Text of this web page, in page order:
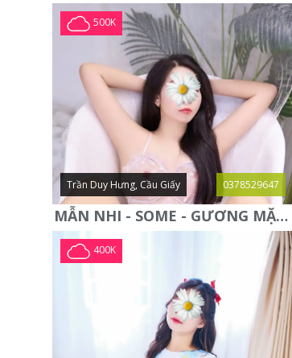
500K
Trần Duy Hưng, Cầu Giấy 0378529647
MẪN NHI - SOME - GƯƠNG MẶT XINH XẮN -CỰC CHIỀU KHÁCH
400K